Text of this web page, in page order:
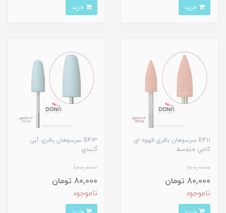
B411 سرسوهان بافري قهوه اي
کاجي متوسط
100,000
80,000 تومان
ناموجود
B413 سرسوهان بافري آبي
گنبدي
100,000
80,000 تومان
ناموجود